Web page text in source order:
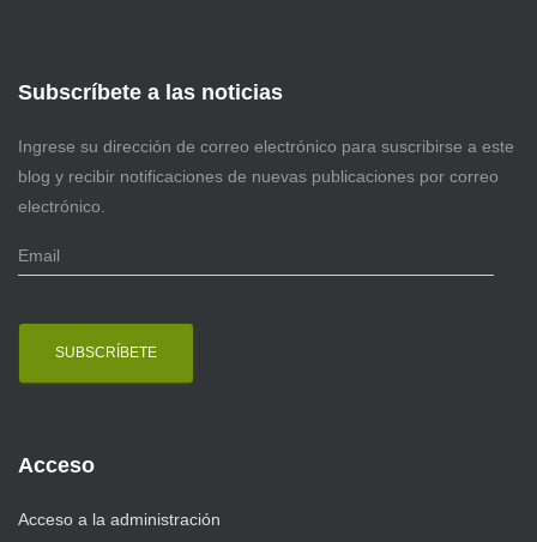
Subscríbete a las noticias
Ingrese su dirección de correo electrónico para suscribirse a este
blog y recibir notificaciones de nuevas publicaciones por correo
electrónico.
E
m
Acceso
Acceso a la administración